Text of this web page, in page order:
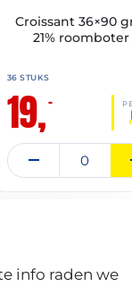
🔥 OP=OP
Croissant 36×90
21% roomboter
36 STUKS
19,–
info raden we